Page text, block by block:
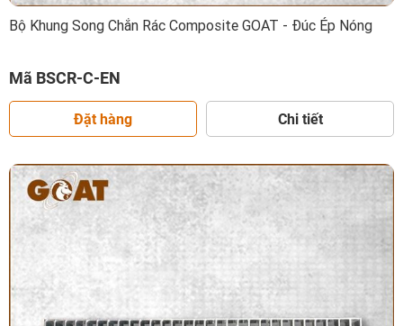
Bộ Khung Song Chắn Rác Composite GOAT - Đúc Ép Nóng
Mã BSCR-C-EN
Đặt hàng Chi tiết